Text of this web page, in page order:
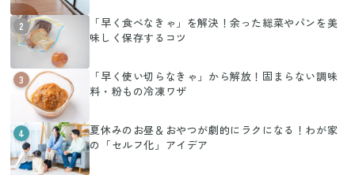
2
「早く食べなきゃ」を解決！余った総菜やパンを美
味しく保存するコツ
3
「早く使い切らなきゃ」から解放！固まらない調味
料・粉もの冷凍ワザ
4
夏休みのお昼＆おやつが劇的にラクになる！わが家
の「セルフ化」アイデア